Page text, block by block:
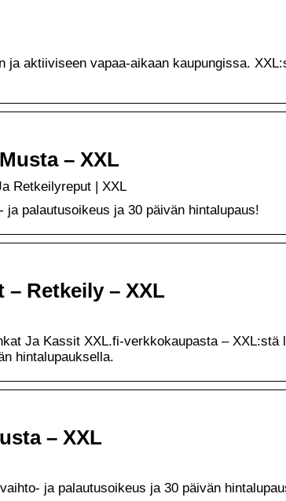
aktiiviseen vapaa-aikaan kaupungissa.
– XXL
Retkeilyreput | XXL
palautusoikeus ja 30 päivän hintalupaus!
Retkeily – XXL
Ja Kassit XXL.fi-verkkokaupasta – XXL:stä
hintalupauksella.
– XXL
ja palautusoikeus ja 30 päivän